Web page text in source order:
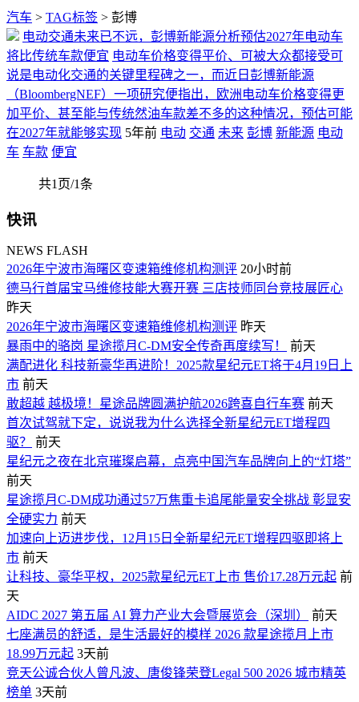
汽车 > TAG标签 > 彭博
电动交通未来已不远，彭博新能源分析预估2027年电动车
将比传统车款便宜 电动车价格变得平价、可被大众都接受可
说是电动化交通的关键里程碑之一，而近日彭博新能源
（BloombergNEF）一项研究便指出，欧洲电动车价格变得更
加平价、甚至能与传统然油车款差不多的这种情况，预估可能
在2027年就能够实现 5年前 电动 交通 未来 彭博 新能源 电动
车 车款 便宜
共1页/1条
快讯
NEWS FLASH
2026年宁波市海曙区变速箱维修机构测评 20小时前
德马行首届宝马维修技能大赛开赛 三店技师同台竞技展匠心
昨天
2026年宁波市海曙区变速箱维修机构测评 昨天
暴雨中的骆岗 星途揽月C-DM安全传奇再度续写！
前天
满配进化 科技新豪华再进阶！2025款星纪元ET将于4月19日上
市 前天
敢超越 越极境！星途品牌圆满护航2026跨喜自行车赛 前天
首次试驾就下定，说说我为什么选择全新星纪元ET增程四
驱？
前天
星纪元之夜在北京璀璨启幕，点亮中国汽车品牌向上的“灯塔”
前天
星途揽月C-DM成功通过57万焦重卡追尾能量安全挑战 彰显安
全硬实力 前天
加速向上迈进步伐，12月15日全新星纪元ET增程四驱即将上
市 前天
让科技、豪华平权，2025款星纪元ET上市 售价17.28万元起 前
天
AIDC 2027 第五届 AI 算力产业大会暨展览会（深圳）
前天
七座满员的舒适，是生活最好的模样 2026 款星途揽月上市
18.99万元起 3天前
竞天公诚合伙人曾凡波、唐俊锋荣登Legal 500 2026 城市精英
榜单 3天前